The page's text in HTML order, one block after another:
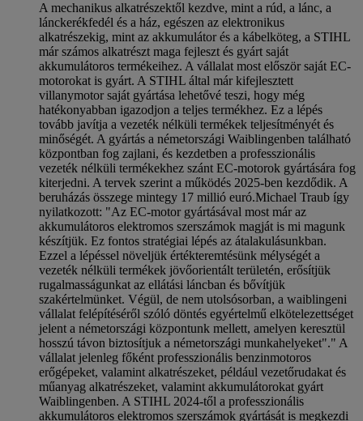
A mechanikus alkatrészektől kezdve, mint a rúd, a lánc, a
lánckerékfedél és a ház, egészen az elektronikus
alkatrészekig, mint az akkumulátor és a kábelköteg, a STIHL
már számos alkatrészt maga fejleszt és gyárt saját
akkumulátoros termékeihez. A vállalat most először saját EC-
motorokat is gyárt. A STIHL által már kifejlesztett
villanymotor saját gyártása lehetővé teszi, hogy még
hatékonyabban igazodjon a teljes termékhez. Ez a lépés
tovább javítja a vezeték nélküli termékek teljesítményét és
minőségét. A gyártás a németországi Waiblingenben található
központban fog zajlani, és kezdetben a professzionális
vezeték nélküli termékekhez szánt EC-motorok gyártására fog
kiterjedni. A tervek szerint a működés 2025-ben kezdődik. A
beruházás összege mintegy 17 millió euró.Michael Traub így
nyilatkozott: "Az EC-motor gyártásával most már az
akkumulátoros elektromos szerszámok magját is mi magunk
készítjük. Ez fontos stratégiai lépés az átalakulásunkban.
Ezzel a lépéssel növeljük értékteremtésünk mélységét a
vezeték nélküli termékek jövőorientált területén, erősítjük
rugalmasságunkat az ellátási láncban és bővítjük
szakértelmünket. Végül, de nem utolsósorban, a waiblingeni
vállalat felépítéséről szóló döntés egyértelmű elkötelezettséget
jelent a németországi központunk mellett, amelyen keresztül
hosszú távon biztosítjuk a németországi munkahelyeket"." A
vállalat jelenleg főként professzionális benzinmotoros
erőgépeket, valamint alkatrészeket, például vezetőrudakat és
műanyag alkatrészeket, valamint akkumulátorokat gyárt
Waiblingenben. A STIHL 2024-től a professzionális
akkumulátoros elektromos szerszámok gyártását is megkezdi